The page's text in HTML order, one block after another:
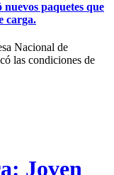
nuevos paquetes que
carga.
Nacional de
las condiciones de
Joven